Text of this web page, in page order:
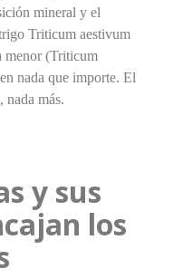
mineral y el
Triticum aestivum
menor (Triticum
nada que importe. El
nada más.
y sus
los